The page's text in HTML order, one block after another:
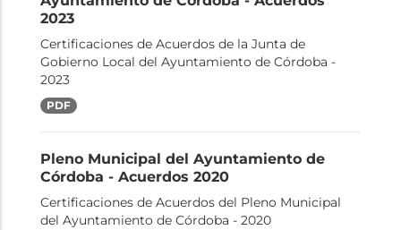
2023
Certificaciones de Acuerdos de la Junta de
Gobierno Local del Ayuntamiento de Córdoba -
2023
PDF
Pleno Municipal del Ayuntamiento de
Córdoba - Acuerdos 2020
Certificaciones de Acuerdos del Pleno Municipal
del Ayuntamiento de Córdoba - 2020